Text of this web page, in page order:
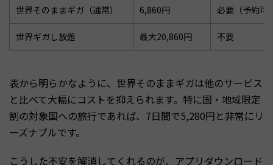
世界そのままギガ（通常） 6,860円 必要（予約可
世界ギガし放題 最大20,860円 不要
表から明らかなように、世界そのままギガは他のサービス
と比べて大幅にコストを抑えられます。特に国・地域限定
割の対象国への旅行であれば、7日間で5,280円と非常にリ
ーズナブルです。
こうした不安を解消してくれるのが、アプリダウンロード